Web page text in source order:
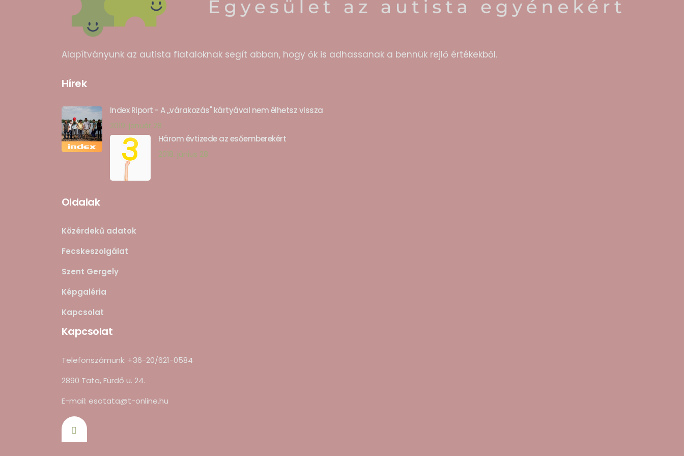
Alapítványunk az autista fiataloknak segít abban, hogy ők is adhassanak a bennük rejlő értékekből.
Hírek
Index Riport - A ,,várakozás" kártyával nem élhetsz vissza
2019. január 28
Három évtizede az esőemberekért
2018. június 28
Oldalak
Közérdekű adatok
Fecskeszolgálat
Szent Gergely
Képgaléria
Kapcsolat
Kapcsolat
Telefonszámunk: +36-20/621-0584
2890 Tata, Fürdő u. 24.
E-mail: esotata@t-online.hu